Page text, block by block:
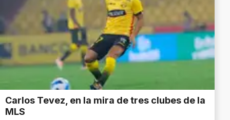
Carlos Tevez, en la mira de tres clubes de la
MLS